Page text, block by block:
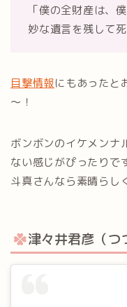
「僕の全財産は、
妙な遺言を残して死
目撃情報にもあったと
～！
ボンボンのイケメンナ
ない感じがぴったりで
斗真さんなら素晴らし
津々井君彦（つ